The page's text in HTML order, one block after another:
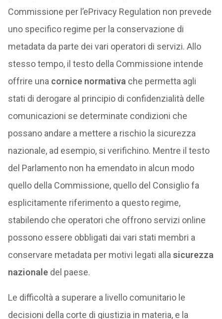
Commissione per l’ePrivacy Regulation non prevede
uno specifico regime per la conservazione di
metadata da parte dei vari operatori di servizi. Allo
stesso tempo, il testo della Commissione intende
offrire una cornice normativa che permetta agli
stati di derogare al principio di confidenzialità delle
comunicazioni se determinate condizioni che
possano andare a mettere a rischio la sicurezza
nazionale, ad esempio, si verifichino. Mentre il testo
del Parlamento non ha emendato in alcun modo
quello della Commissione, quello del Consiglio fa
esplicitamente riferimento a questo regime,
stabilendo che operatori che offrono servizi online
possono essere obbligati dai vari stati membri a
conservare metadata per motivi legati alla sicurezza
nazionaledel paese.
Le difficoltà a superare a livello comunitario le
decisioni della corte di giustizia in materia, e la